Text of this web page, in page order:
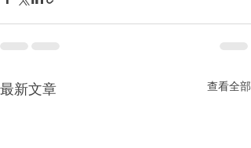
最新文章 查看全部